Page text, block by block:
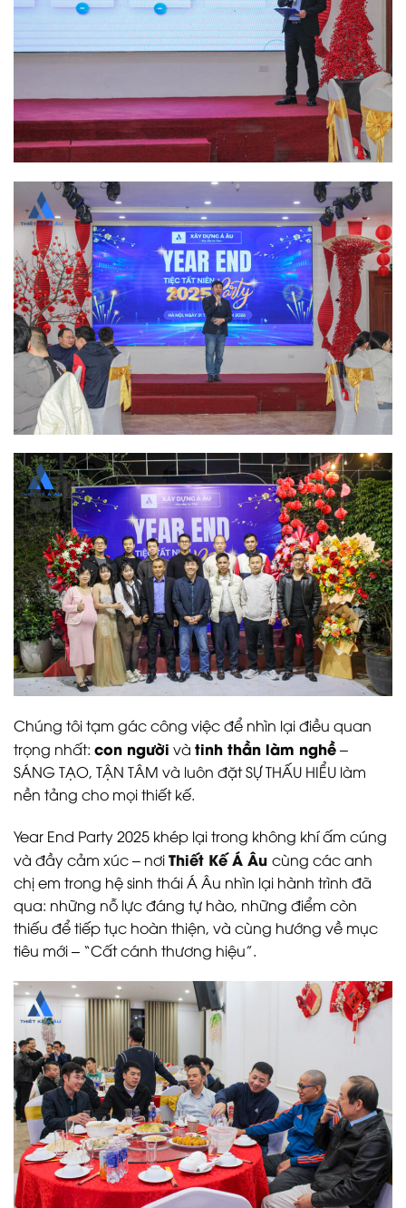
Chúng tôi tạm gác công việc để nhìn lại điều quan
trọng nhất: con người và tinh thần làm nghề–
SÁNG TẠO, TẬN TÂM và luôn đặt SỰ THẤU HIỂU làm
nền tảng cho mọi thiết kế.
Year End Party 2025 khép lại trong không khí ấm cúng
và đầy cảm xúc – nơiThiết Kế Á Âu cùng các anh
chị em trong hệ sinh thái Á Âu nhìn lại hành trình đã
qua: những nỗ lực đáng tự hào, những điểm còn
thiếu để tiếp tục hoàn thiện, và cùng hướng về mục
tiêu mới – “Cất cánh thương hiệu”.